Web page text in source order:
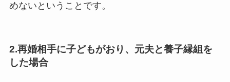
めないということです。
2.再婚相手に子どもがおり、元夫と養子縁組を
した場合